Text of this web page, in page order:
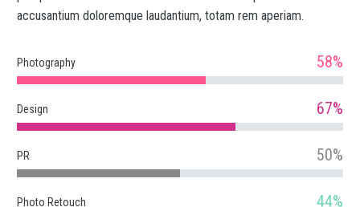
accusantium doloremque laudantium, totam rem aperiam.
Photography 58%
Design 67%
PR 50%
Photo Retouch 44%